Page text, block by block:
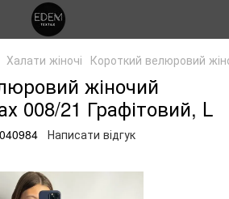
Халати жіночі Короткий велюровий
жіночий
008/21 Графітовий, L
Написати відгук